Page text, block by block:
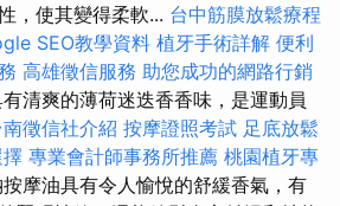
，使其變得柔軟... 台中筋膜放鬆療程
SEO教學資料 植牙手術詳解 便利
高雄徵信服務 助您成功的網路行銷
清爽的薄荷迷迭香香味，是運動員
南徵信社介紹 按摩證照考試 足底放鬆
專業會計師事務所推薦 桃園植牙專
摩油具有令人愉悅的舒緩香氣，有